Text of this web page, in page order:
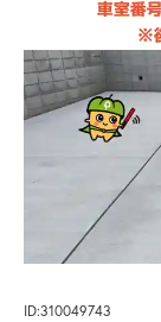
ID:310049743